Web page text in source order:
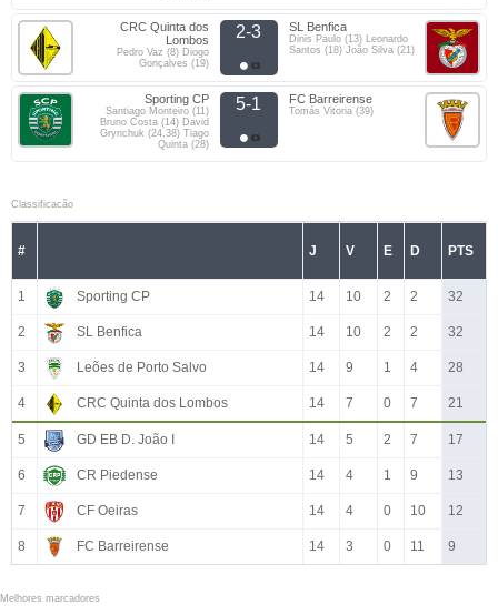
CRC Quinta dos
Lombos
Pedro Vaz (8) Diogo
Gonçalves (19)
2-3 SL Benfica
Dinis Paulo (13) Leonardo
Santos (18) João Silva (21)
Sporting CP
Santiago Monteiro (11)
Bruno Costa (14) David
Grynchuk (24,38) Tiago
Quinta (28)
5-1 FC Barreirense
Tomás Vitoria (39)
Classificacão
# J V E D PTS
1 Sporting CP 14 10 2 2 32
2 SL Benfica 14 10 2 2 32
3 Leões de Porto Salvo 14 9 1 4 28
4 CRC Quinta dos Lombos 14 7 0 7 21
5 GD EB D. João I 14 5 2 7 17
6 CR Piedense 14 4 1 9 13
7 CF Oeiras 14 4 0 10 12
8 FC Barreirense 14 3 0 11 9
Melhores marcadores